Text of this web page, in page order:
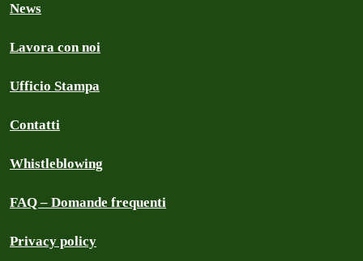
News
Lavora con noi
Ufficio Stampa
Contatti
Whistleblowing
FAQ – Domande frequenti
Privacy policy